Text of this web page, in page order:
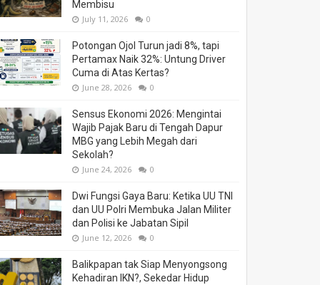
Membisu
July 11, 2026 0
Potongan Ojol Turun jadi 8%, tapi
Pertamax Naik 32%: Untung Driver
Cuma di Atas Kertas?
June 28, 2026 0
Sensus Ekonomi 2026: Mengintai
Wajib Pajak Baru di Tengah Dapur
MBG yang Lebih Megah dari
Sekolah?
June 24, 2026 0
Dwi Fungsi Gaya Baru: Ketika UU TNI
dan UU Polri Membuka Jalan Militer
dan Polisi ke Jabatan Sipil
June 12, 2026 0
Balikpapan tak Siap Menyongsong
Kehadiran IKN?, Sekedar Hidup